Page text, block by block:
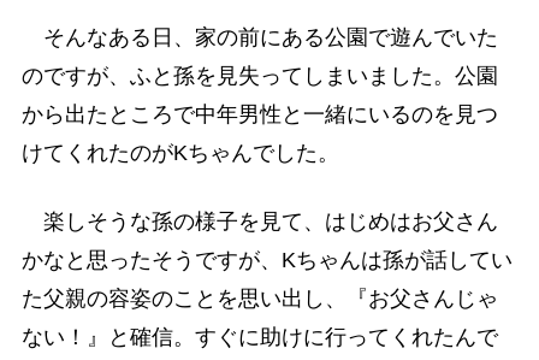
そんなある日、家の前にある公園で遊んでいた
のですが、ふと孫を見失ってしまいました。公園
から出たところで中年男性と一緒にいるのを見つ
けてくれたのがKちゃんでした。
楽しそうな孫の様子を見て、はじめはお父さん
かなと思ったそうですが、Kちゃんは孫が話してい
た父親の容姿のことを思い出し、『お父さんじゃ
ない！』と確信。すぐに助けに行ってくれたんで